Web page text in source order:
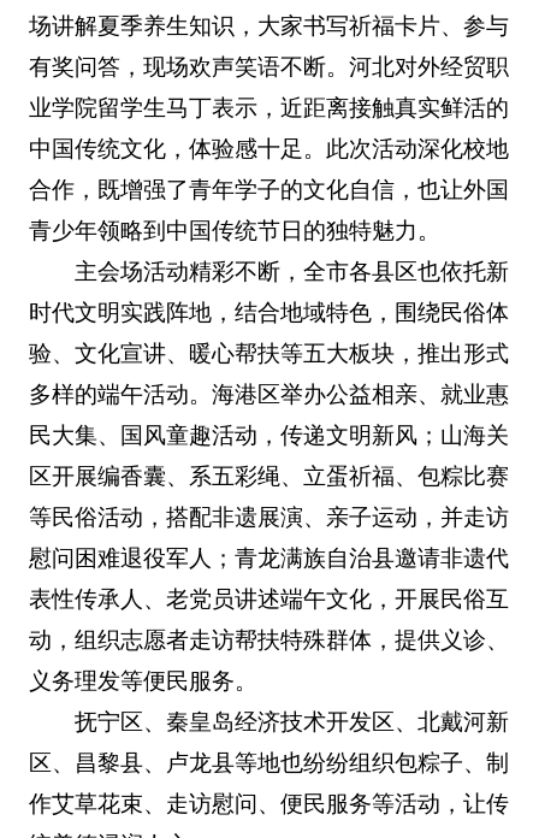
场讲解夏季养生知识，大家书写祈福卡片、参与
有奖问答，现场欢声笑语不断。河北对外经贸职
业学院留学生马丁表示，近距离接触真实鲜活的
中国传统文化，体验感十足。此次活动深化校地
合作，既增强了青年学子的文化自信，也让外国
青少年领略到中国传统节日的独特魅力。
主会场活动精彩不断，全市各县区也依托新
时代文明实践阵地，结合地域特色，围绕民俗体
验、文化宣讲、暖心帮扶等五大板块，推出形式
多样的端午活动。海港区举办公益相亲、就业惠
民大集、国风童趣活动，传递文明新风；山海关
区开展编香囊、系五彩绳、立蛋祈福、包粽比赛
等民俗活动，搭配非遗展演、亲子运动，并走访
慰问困难退役军人；青龙满族自治县邀请非遗代
表性传承人 、老党员讲述端午文化，开展民俗互
动，组织志愿者走访帮扶特殊群体，提供义诊、
义务理发等便民服务。
抚宁区、秦皇岛经济技术开发区、北戴河新
区、昌黎县、卢龙县等地也纷纷组织包粽子、制
作艾草花束、走访慰问、便民服务等活动，让传